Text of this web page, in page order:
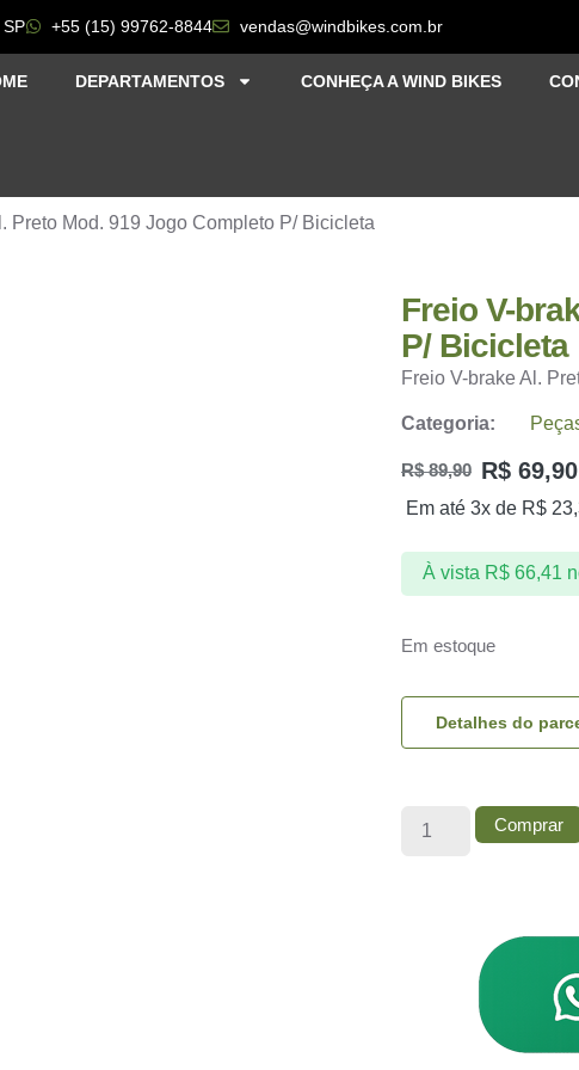
+55 (15) 99762-8844 vendas@windbikes.com.br
DEPARTAMENTOS CONHEÇA A WIND BIKES
Preto Mod. 919 Jogo Completo P/ Bicicleta
Freio V-
P/ Bicicleta
Freio V-brake Al.
Categoria:
R$89,90 R$ 69,90
Em até 3x de R$
À vista R$66,41
Em estoque
Detalhes do
Comprar